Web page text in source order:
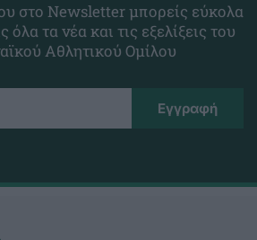
στο Newsletter μπορείς εύκολα
τα νέα και τις εξελίξεις του
Αθλητικού Ομίλου